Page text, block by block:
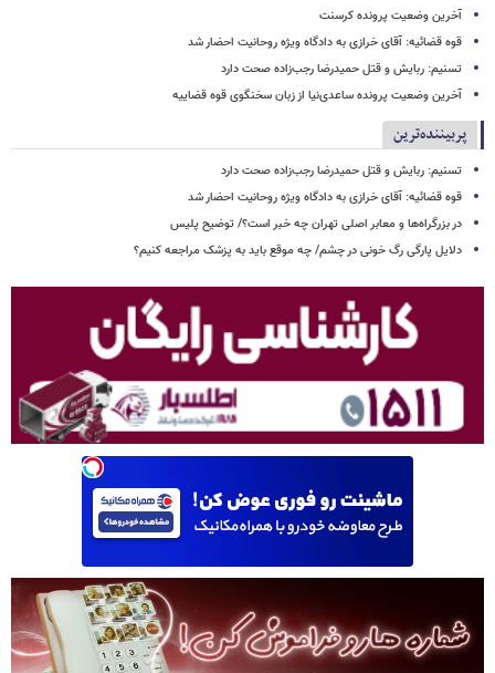
آخرین وضعیت پرونده کرسنت
قوه قضائیه: آقای خرازی به دادگاه ویژه روحانیت احضار شد
تسنیم: ربایش و قتل حمیدرضا رجب‌زاده صحت دارد
آخرین وضعیت پرونده ساعدی‌نیا از زبان سخنگوی قوه قضاییه
پربیننده‌ترین
تسنیم: ربایش و قتل حمیدرضا رجب‌زاده صحت دارد
قوه قضائیه: آقای خرازی به دادگاه ویژه روحانیت احضار شد
در بزرگراه‌ها و معابر اصلی تهران چه خبر است؟/ توضیح پلیس
دلایل پارگی رگ خونی در چشم/ چه موقع باید به پزشک مراجعه کنیم؟